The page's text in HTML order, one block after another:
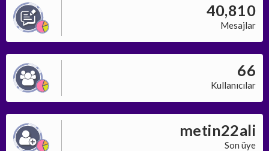
40,810
Mesajlar
66
Kullanıcılar
metin22ali
Son üye